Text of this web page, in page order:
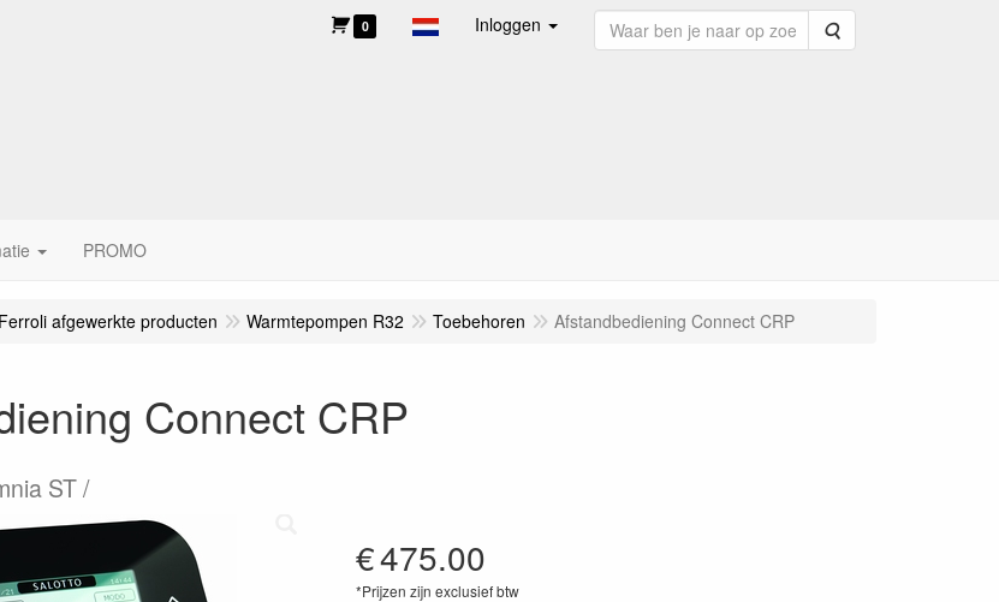
0 Inloggen Zoeken
PROMO
Ferroli afgewerkte producten Warmtepompen R32 Toebehoren Afstandbediening Connect CRP
Connect CRP
ST /
€475.00
*Prijzen zijn exclusief btw